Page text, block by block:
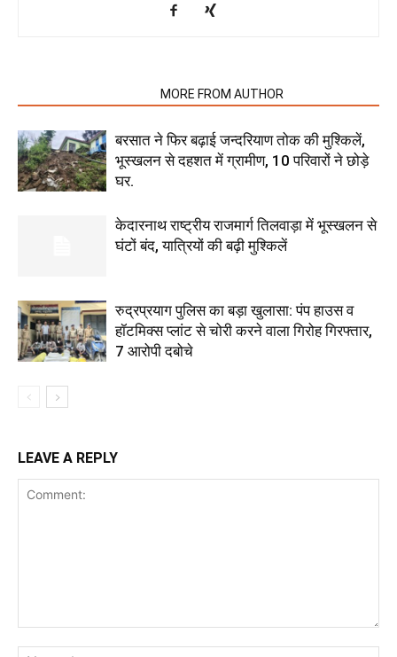
MORE FROM AUTHOR
बरसात ने फिर बढ़ाई जन्दरियाण तोक की मुश्किलें,
भूस्खलन से दहशत में ग्रामीण, 10 परिवारों ने छोड़े
घर.
केदारनाथ राष्ट्रीय राजमार्ग तिलवाड़ा में भूस्खलन से
घंटों बंद, यात्रियों की बढ़ी मुश्किलें
रुद्रप्रयाग पुलिस का बड़ा खुलासा: पंप हाउस व
हॉटमिक्स प्लांट से चोरी करने वाला गिरोह गिरफ्तार,
7 आरोपी दबोचे
LEAVE A REPLY